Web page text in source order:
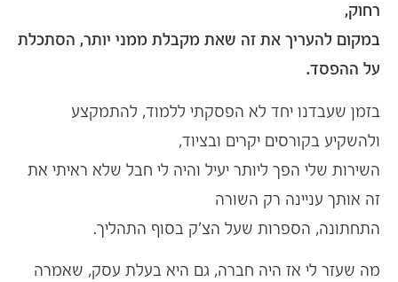
רחוק,
במקום להעריך את זה שאת מקבלת ממני יותר, הסתכלת
על ההפסד.
בזמן שעבדנו יחד לא הפסקתי ללמוד, להתמקצע
ולהשקיע בקורסים יקרים ובציוד,
השירות שלי הפך ליותר יעיל והיה לי חבל שלא ראיתי את
זה אותך עניינה רק השורה
התחתונה, הספרות שעל הצ'ק בסוף התהליך.
מה שעזר לי אז היה חברה, גם היא בעלת עסק, שאמרה